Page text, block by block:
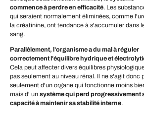
commence à perdre en efficacité. Les
qui seraient normalement éliminées, comme
la créatinine, ont tendance à s'accumuler dans
sang.
Parallèlement, l'organisme a du mal à réguler
correctement l'équilibre hydrique et
Cela peut affecter divers équilibres
pas seulement au niveau rénal. Il ne s'agit donc
seulement d'un organe qui fonctionne moins
mais d' un système qui perd progressivement
capacité à maintenir sa stabilité interne.